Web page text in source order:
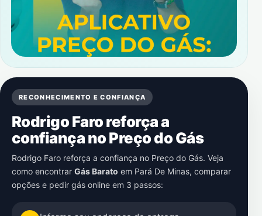
RECONHECIMENTO E CONFIANÇA
Rodrigo Faro reforça a
confiança no Preço do Gás
Rodrigo Faro reforça a confiança no Preço do Gás. Veja
como encontrar Gás Barato em Pará De Minas, comparar
opções e pedir gás online em 3 passos: